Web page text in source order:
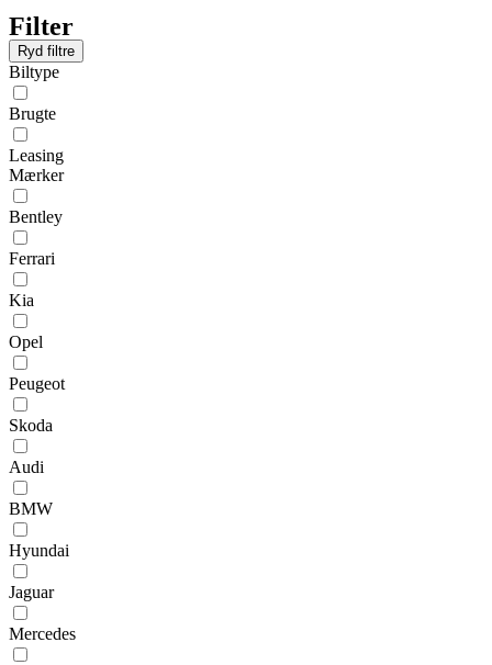
Filter
Ryd filtre
Biltype
Brugte
Leasing
Mærker
Bentley
Ferrari
Kia
Opel
Peugeot
Skoda
Audi
BMW
Hyundai
Jaguar
Mercedes